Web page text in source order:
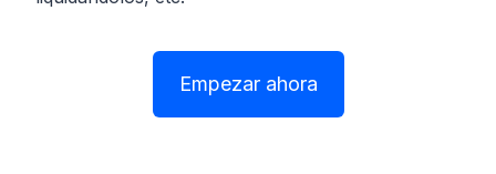
Empezar ahora